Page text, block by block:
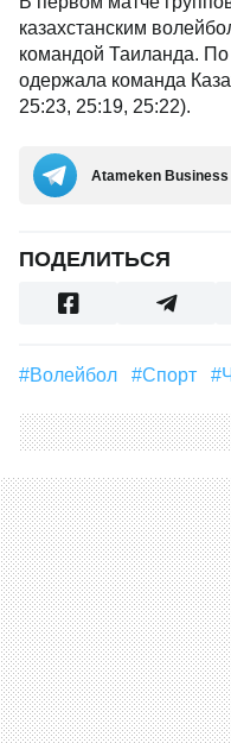
казахстанским
командой Таиланда.
одержала команда
25:23, 25:19, 25:22).
Аtameken Business
ПОДЕЛИТЬСЯ
#волейбол #Спорт